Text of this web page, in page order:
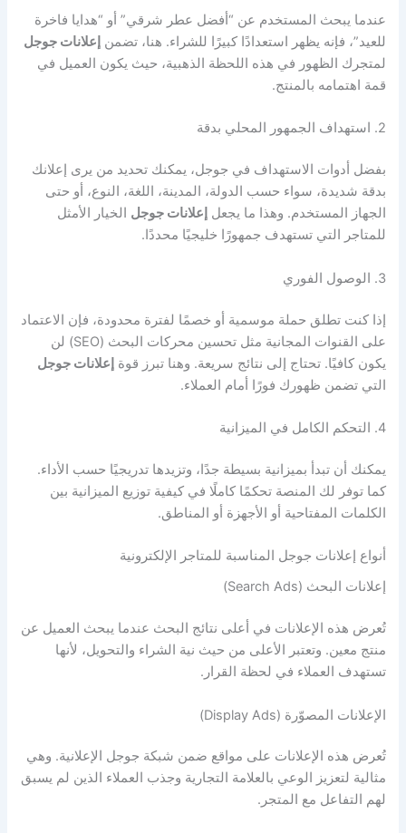
عندما يبحث المستخدم عن “أفضل عطر شرقي” أو “هدايا فاخرة
للعيد”، فإنه يظهر استعدادًا كبيرًا للشراء. هنا، تضمنإعلانات جوجل
لمتجرك الظهور في هذه اللحظة الذهبية، حيث يكون العميل في
قمة اهتمامه بالمنتج.
2. استهداف الجمهور المحلي بدقة
بفضل أدوات الاستهداف في جوجل، يمكنك تحديد من يرى إعلانك
بدقة شديدة، سواء حسب الدولة، المدينة، اللغة، النوع، أو حتى
الجهاز المستخدم. وهذا ما يجعلإعلانات جوجل الخيار الأمثل
للمتاجر التي تستهدف جمهورًا خليجيًا محددًا.
3. الوصول الفوري
إذا كنت تطلق حملة موسمية أو خصمًا لفترة محدودة، فإن الاعتماد
على القنوات المجانية مثل تحسين محركات البحث (SEO) لن
يكون كافيًا. تحتاج إلى نتائج سريعة. وهنا تبرز قوة إعلانات جوجل
التي تضمن ظهورك فورًا أمام العملاء.
4. التحكم الكامل في الميزانية
يمكنك أن تبدأ بميزانية بسيطة جدًا، وتزيدها تدريجيًا حسب الأداء.
كما توفر لك المنصة تحكمًا كاملًا في كيفية توزيع الميزانية بين
الكلمات المفتاحية أو الأجهزة أو المناطق.
أنواع إعلانات جوجل المناسبة للمتاجر الإلكترونية
إعلانات البحث (Search Ads)
تُعرض هذه الإعلانات في أعلى نتائج البحث عندما يبحث العميل عن
منتج معين. وتعتبر الأعلى من حيث نية الشراء والتحويل، لأنها
تستهدف العملاء في لحظة القرار.
الإعلانات المصوّرة (Display Ads)
تُعرض هذه الإعلانات على مواقع ضمن شبكة جوجل الإعلانية. وهي
مثالية لتعزيز الوعي بالعلامة التجارية وجذب العملاء الذين لم يسبق
لهم التفاعل مع المتجر.